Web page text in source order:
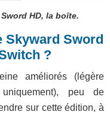
HD, la boîte.
Skyward Sword
?
améliorés (légère
peu de
sur cette édition, à